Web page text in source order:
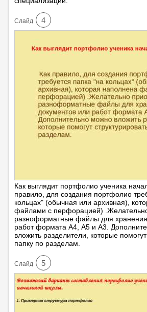
Cлайд 4
Как выглядит портфолио ученика
правило, для создания портфолио
кольцах" (обычная или архивная),
файлами с перфорацией)
разноформатные файлы для
работ формата А4, А5 и А3.
вложить разделители, которые помогут
папку по разделам.
Cлайд 5